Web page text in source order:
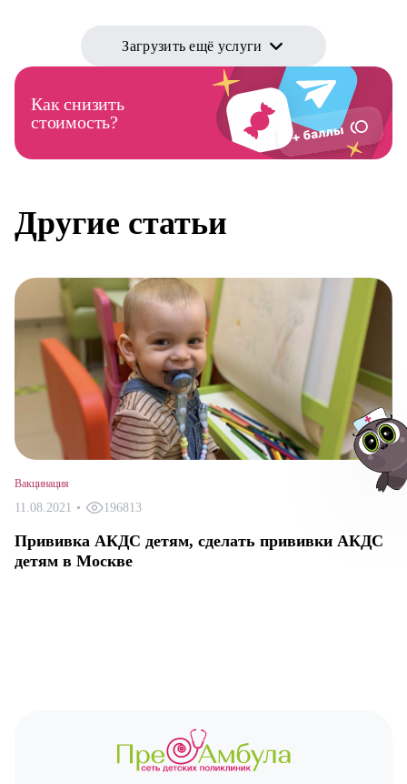
Загрузить ещё услуги
Как снизить
стоимость?
Другие статьи
Вакцинация
11.08.2021 • 196813
Прививка АКДС детям, сделать прививки АКДС
детям в Москве